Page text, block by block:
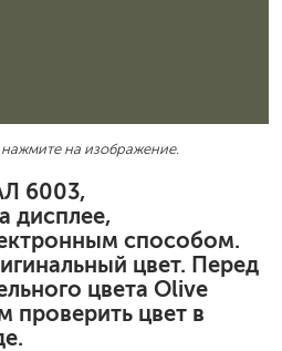
на изображение.
6003,
дисплее,
способом.
цвет. Перед
цвета Olive
проверить цвет в